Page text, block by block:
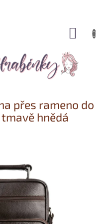
přes rameno do
hnědá